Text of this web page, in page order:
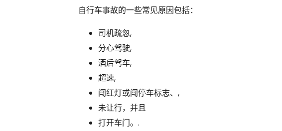
自行车事故的一些常见原因包括：
司机疏忽,
分心驾驶,
酒后驾车,
超速,
闯红灯或闯停车标志、,
未让行，并且
打开车门。.